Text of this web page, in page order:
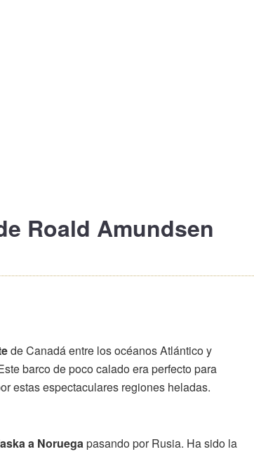
Roald Amundsen
de Canadá entre los océanos Atlántico y
barco de poco calado era perfecto para
estas espectaculares regiones heladas.
a Noruegapasando por Rusia. Ha sido la